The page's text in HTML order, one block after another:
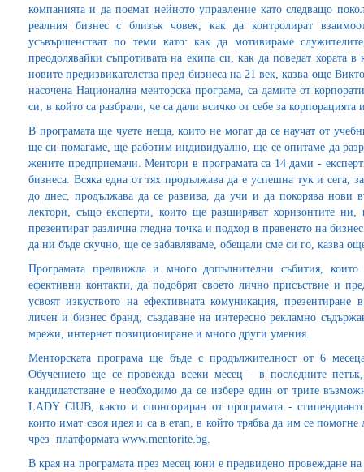
компанията и да поемат нейното управление като следващо
реалния бизнес с близък човек, как да контролират
усъвършенстват по теми като: как да мотивираме
преодолявайки съпротивата на екипа си, как да поведат хората
новите предизвикателства пред бизнеса на 21 век, казва още
насочена Национална менторска програма, са дамите от
си, в който са разбрали, че са дали всичко от себе за корпорацията
В програмата ще чуете неща, които не могат да се научат от
ще си помагаме, ще работим индивидуално, ще се опитаме да
жените предприемачи. Ментори в програмата са 14 дами -
бизнеса. Всяка една от тях продължава да е успешна тук и сега,
до днес, продължава да се развива, да учи и да покорява
лектори, също експерти, които ще разширяват хоризонтите ни,
презентират различна гледна точка и подход в правенето на
да ни бъде скучно, ще се забавляваме, обещали сме си го, казва
Програмата предвижда и много допълнителни събития,
ефективни контакти, да подобрят своето лично присъствие и
усвоят изкуството на ефективната комуникация,
личен и бизнес бранд, създаване на интересно рекламно
мрежи, интернет позициониране и много други умения.
Менторската програма ще бъде с продължителност от 6
Обучението ще се провежда всеки месец - в последните
кандидатстване е необходимо да се избере един от трите
LADY ClUB, както и спонсориран от програмата -
които имат своя идея и са в етап, в който трябва да им се помогне
чрез платформата www.mentorite.bg.
В края на програмата през месец юни е предвидено провеждане